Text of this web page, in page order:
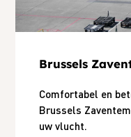
Brussels
Comfortabel en
Brussels
uw vlucht.